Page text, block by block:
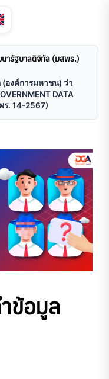
ารัฐบาลดิจิทัล (มสพร.)
องค์การมหาชน) ว่า
DATA
ร. 14-2567)
ข้อมูล